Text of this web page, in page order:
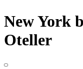
New York
Oteller